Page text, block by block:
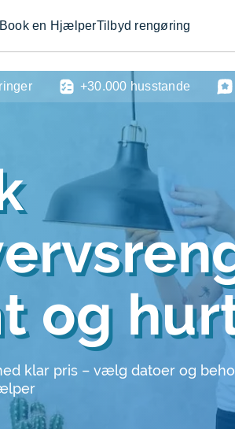
Book en HjælperTilbyd rengøring
og
klar pris – vælg datoer og
+30.000 husstande